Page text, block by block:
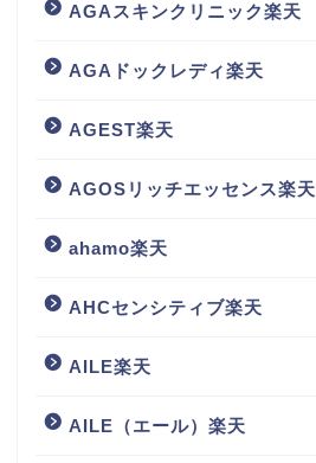
AGAスキンクリニック楽天
AGAドックレディ楽天
AGEST楽天
AGOSリッチエッセンス楽天
ahamo楽天
AHCセンシティブ楽天
AILE楽天
AILE（エール）楽天